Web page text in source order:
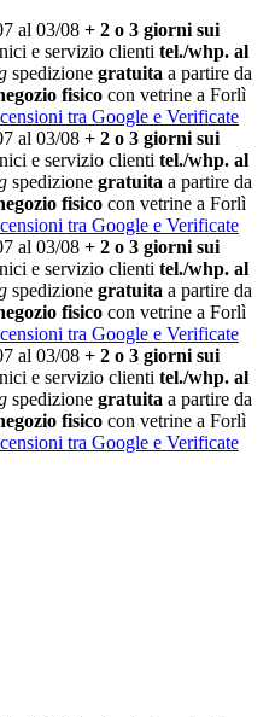
al 03/08 + 2 o 3 giorni sui
e servizio clienti tel./whp. al
spedizione gratuita a partire da
fisico con vetrine a Forlì
tra Google e Verificate
al 03/08 + 2 o 3 giorni sui
e servizio clienti tel./whp. al
spedizione gratuita a partire da
fisico con vetrine a Forlì
tra Google e Verificate
al 03/08 + 2 o 3 giorni sui
e servizio clienti tel./whp. al
spedizione gratuita a partire da
fisico con vetrine a Forlì
tra Google e Verificate
al 03/08 + 2 o 3 giorni sui
e servizio clienti tel./whp. al
spedizione gratuita a partire da
fisico con vetrine a Forlì
tra Google e Verificate